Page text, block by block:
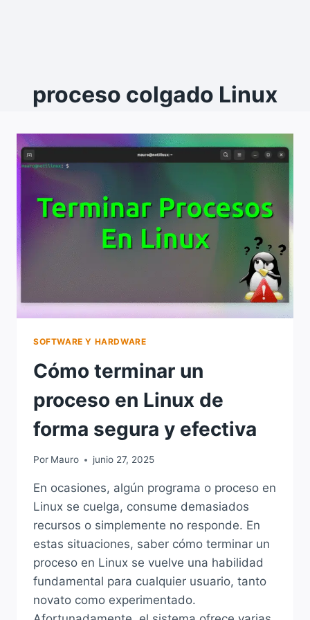
proceso colgado Linux
SOFTWARE Y HARDWARE
Cómo terminar un
proceso en Linux de
forma segura y efectiva
Por Mauro junio 27, 2025
En ocasiones, algún programa o proceso en
Linux se cuelga, consume demasiados
recursos o simplemente no responde. En
estas situaciones, saber cómo terminar un
proceso en Linux se vuelve una habilidad
fundamental para cualquier usuario, tanto
novato como experimentado.